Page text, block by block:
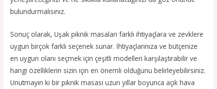
bulundurmalısınız.
Sonuç olarak, Uşak piknik masaları farklı ihtiyaçlara ve zevklere
uygun birçok farklı seçenek sunar. İhtiyaçlarınıza ve bütçenize
en uygun olanı seçmek için çeşitli modelleri karşılaştırabilir ve
hangi özelliklerin sizin için en önemli olduğunu belirleyebilirsiniz.
Unutmayın ki bir piknik masası uzun yıllar boyunca açık hava